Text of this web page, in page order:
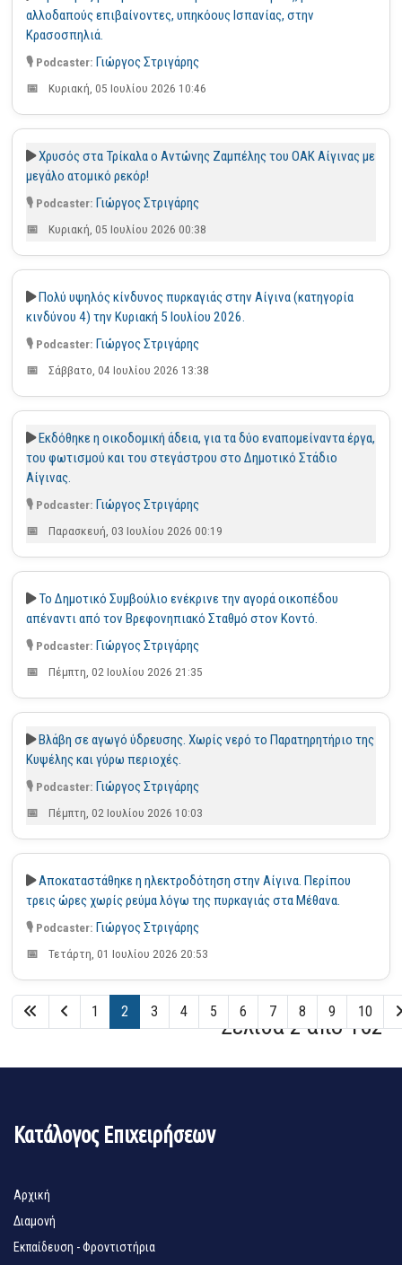
αλλοδαπούς επιβαίνοντες, υπηκόους Ισπανίας, στην
Κρασοσπηλιά.
Γιώργος Στριγάρης
Κυριακή, 05 Ιουλίου 2026 10:46
Χρυσός στα Τρίκαλα ο Αντώνης Ζαμπέλης του ΟΑΚ Αίγινας με
μεγάλο ατομικό ρεκόρ!
Γιώργος Στριγάρης
Κυριακή, 05 Ιουλίου 2026 00:38
Πολύ υψηλός κίνδυνος πυρκαγιάς στην Αίγινα (κατηγορία
κινδύνου 4) την Κυριακή 5 Ιουλίου 2026.
Γιώργος Στριγάρης
Σάββατο, 04 Ιουλίου 2026 13:38
Εκδόθηκε η οικοδομική άδεια, για τα δύο εναπομείναντα έργα,
του φωτισμού και του στεγάστρου στο Δημοτικό Στάδιο
Αίγινας.
Γιώργος Στριγάρης
Παρασκευή, 03 Ιουλίου 2026 00:19
Το Δημοτικό Συμβούλιο ενέκρινε την αγορά οικοπέδου
απέναντι από τον Βρεφονηπιακό Σταθμό στον Κοντό.
Γιώργος Στριγάρης
Πέμπτη, 02 Ιουλίου 2026 21:35
Βλάβη σε αγωγό ύδρευσης. Χωρίς νερό το Παρατηρητήριο της
Κυψέλης και γύρω περιοχές.
Γιώργος Στριγάρης
Πέμπτη, 02 Ιουλίου 2026 10:03
Αποκαταστάθηκε η ηλεκτροδότηση στην Αίγινα. Περίπου
τρεις ώρες χωρίς ρεύμα λόγω της πυρκαγιάς στα Μέθανα.
Γιώργος Στριγάρης
Τετάρτη, 01 Ιουλίου 2026 20:53
Σελίδα 2 από 162
1 2 3 4 5 6 7 8 9 10
Κατάλογος Επιχειρήσεων
Αρχική
Διαμονή
Εκπαίδευση - Φροντιστήρια